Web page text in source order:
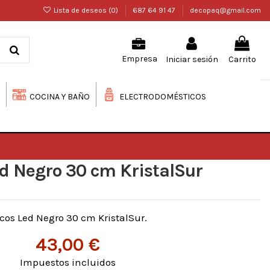
Lista de deseos (0) 687 64 91 47 decopaq@gmail.com
Empresa Iniciar sesión Carrito
COCINA Y BAÑO ELECTRODOMÉSTICOS
Negro 30 cm KristalSur
Led Negro 30 cm KristalSur.
43,00 €
Impuestos incluidos